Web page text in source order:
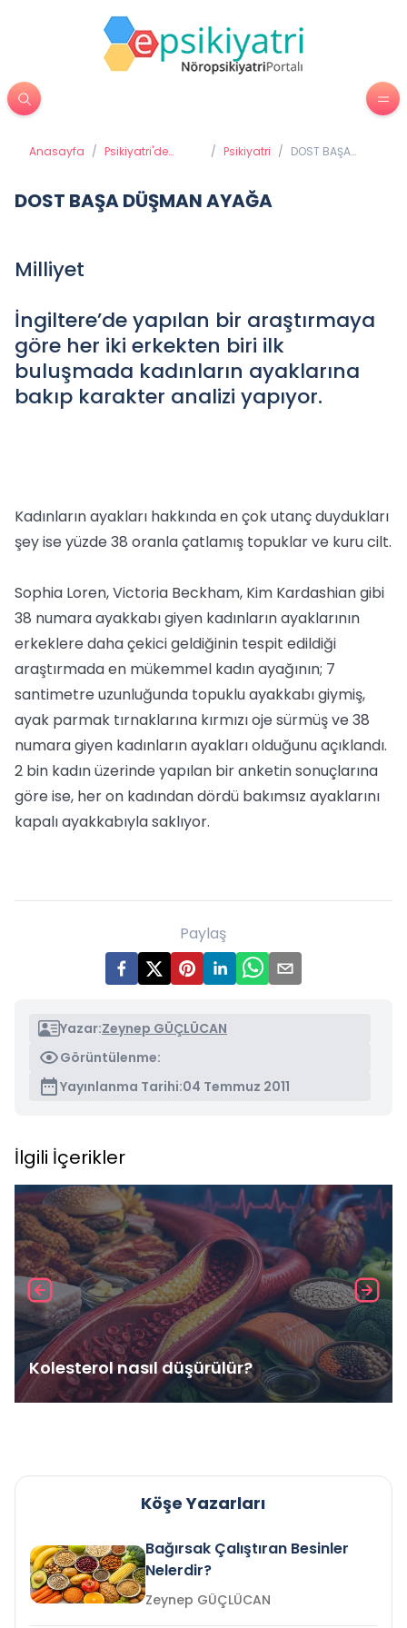
Anasayfa / Psikiyatri'de
/ Psikiyatri / DOST BAŞA
DOST BAŞA DÜŞMAN AYAĞA
Milliyet
İngiltere’de yapılan bir araştırmaya
göre her iki erkekten biri ilk
buluşmada kadınların ayaklarına
bakıp karakter analizi yapıyor.
Kadınların ayakları hakkında en çok utanç duydukları
şey ise yüzde 38 oranla çatlamış topuklar ve kuru cilt.
Sophia Loren, Victoria Beckham, Kim Kardashian gibi
38 numara ayakkabı giyen kadınların ayaklarının
erkeklere daha çekici geldiğinin tespit edildiği
araştırmada en mükemmel kadın ayağının; 7
santimetre uzunluğunda topuklu ayakkabı giymiş,
ayak parmak tırnaklarına kırmızı oje sürmüş ve 38
numara giyen kadınların ayakları olduğunu açıklandı.
2 bin kadın üzerinde yapılan bir anketin sonuçlarına
göre ise, her on kadından dördü bakımsız ayaklarını
kapalı ayakkabıyla saklıyor.
Paylaş
Yazar:Zeynep GÜÇLÜCAN
Görüntülenme:
Yayınlanma Tarihi:04 Temmuz 2011
İlgili İçerikler
Kolesterol nasıl düşürülür?
Köşe Yazarları
Bağırsak Çalıştıran Besinler
Nelerdir?
Zeynep GÜÇLÜCAN